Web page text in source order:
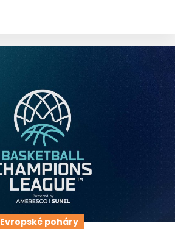
Evropské poháry